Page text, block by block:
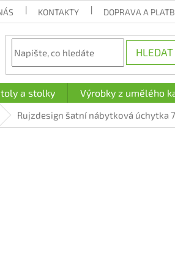
KONTAKTY DOPRAVA A
HLEDAT
a stolky Výrobky z umělého
Rujzdesign šatní nábytková úchytka